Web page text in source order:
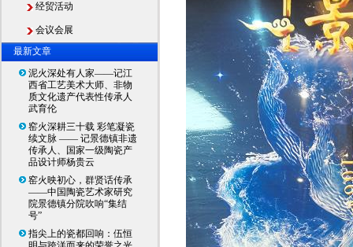
经贸活动
会议会展
最新文章
泥火深处有人家——记江
西省工艺美术大师、非物
质文化遗产代表性传承人
武育伦
窑火深耕三十载 彩笔凝瓷
续文脉 —— 记景德镇非遗
传承人、国家一级陶瓷产
品设计师杨贵云
窑火映初心，群贤话传承
——中国陶瓷艺术家研究
院景德镇分院吹响“集结
号”
指尖上的瓷都回响：伍恒